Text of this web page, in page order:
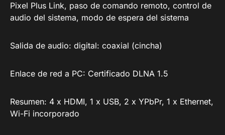
Pixel Plus Link, paso de comando remoto, control de
audio del sistema, modo de espera del sistema
Salida de audio: digital: coaxial (cincha)
Enlace de red a PC: Certificado DLNA 1.5
Resumen: 4 x HDMI, 1 x USB, 2 x YPbPr, 1 x Ethernet,
Wi-Fi incorporado